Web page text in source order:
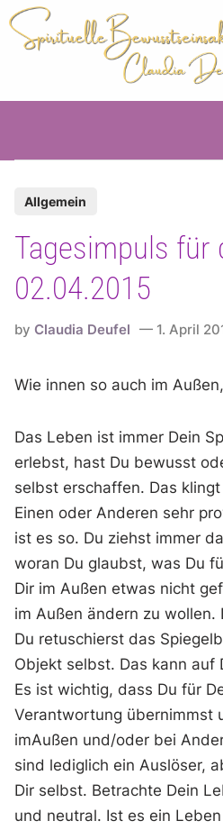
Skip
to
content
t
e
d
n
Allgemein
Tagesimpuls für
02.04.2015
byClaudia Deufel 1. April
Wie innen so auch im
Das Leben ist immer Dein
erlebst, hast Du bewusst
selbst erschaffen. Das
Einen oder Anderen sehr
ist es so. Du ziehst immer
woran Du glaubst, was Du
Dir im Außen etwas nicht
im Außen ändern zu
Du retuschierst das
Objekt selbst. Das kann auf
Es ist wichtig, dass Du für
Verantwortung übernimmst
imAußen und/oder bei
sind lediglich ein Auslöser,
Dir selbst. Betrachte Dein
und neutral. Ist es ein